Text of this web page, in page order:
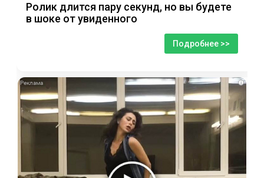
Ролик длится пару секунд, но вы будете
в шоке от увиденного
Подробнее >>
i